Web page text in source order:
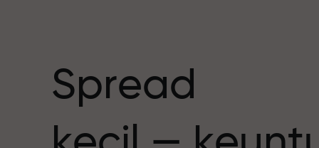
nilai yang sama. Aleš Loprais
menghadirkan unsur-unsur kecepatan
Spread